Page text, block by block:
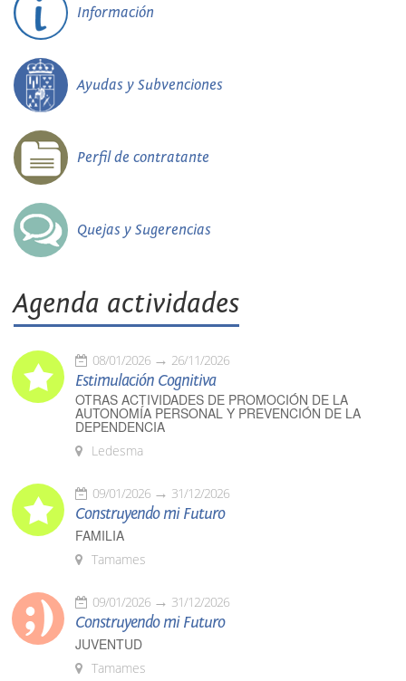
Información
Ayudas y Subvenciones
Perfil de contratante
Quejas y Sugerencias
Agenda actividades
08/01/2026 26/11/2026
Estimulación Cognitiva
OTRAS ACTIVIDADES DE PROMOCIÓN DE LA
AUTONOMÍA PERSONAL Y PREVENCIÓN DE LA
DEPENDENCIA
Ledesma
09/01/2026 31/12/2026
Construyendo mi Futuro
FAMILIA
Tamames
09/01/2026 31/12/2026
Construyendo mi Futuro
JUVENTUD
Tamames